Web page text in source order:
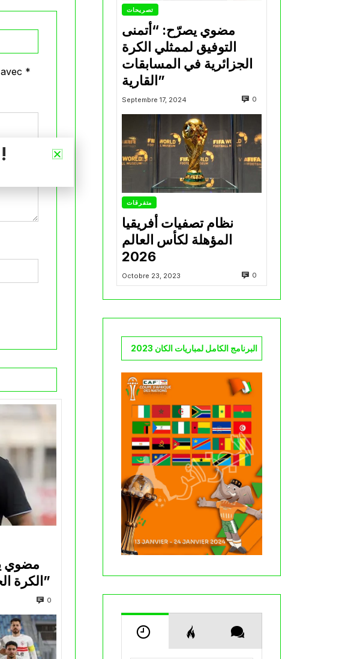
*
مضوي
الكرة الجزائرية في المسابقات القارية”
0
تصريحات
مضوي يصرّح: “أتمنى
التوفيق لممثلي الكرة
الجزائرية في المسابقات
القارية”
Septembre 17, 2024 0
متفرقات
نظام تصفيات أفريقيا
المؤهلة لكأس العالم
2026
Octobre 23, 2023 0
البرنامج الكامل لمباريات الكان 2023
اشترك في نشرتنا الإخبارية !